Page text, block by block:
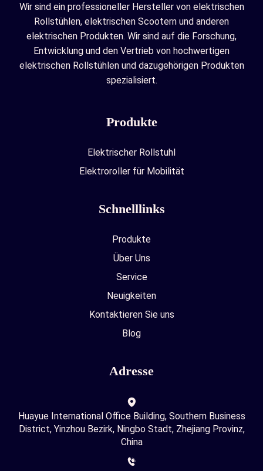
Wir sind ein professioneller Hersteller von elektrischen
Rollstühlen, elektrischen Scootern und anderen
elektrischen Produkten. Wir sind auf die Forschung,
Entwicklung und den Vertrieb von hochwertigen
elektrischen Rollstühlen und dazugehörigen Produkten
spezialisiert.
Produkte
Elektrischer Rollstuhl
Elektroroller für Mobilität
Schnelllinks
Produkte
Über Uns
Service
Neuigkeiten
Kontaktieren Sie uns
Blog
Adresse
Huayue International Office Building, Southern Business
District, Yinzhou Bezirk, Ningbo Stadt, Zhejiang Provinz,
China